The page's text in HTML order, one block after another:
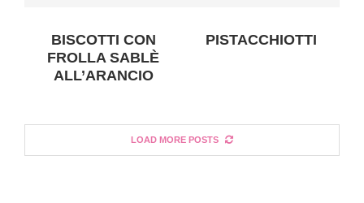
BISCOTTI CON
FROLLA SABLÈ
ALL’ARANCIO
PISTACCHIOTTI
LOAD MORE POSTS